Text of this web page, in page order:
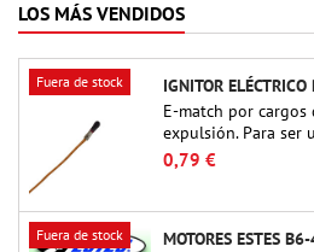
recuperaciones
tan refinada como
propios vuelos.
LOS MÁS VENDIDOS
Fuera de stock
E-match por cargos
expulsión. Para ser
con altímetros u
dispositivos
0,79 €
Fuera de stock
MOTORES ESTES